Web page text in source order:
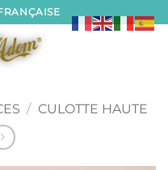
/ CULOTTE HAUTE